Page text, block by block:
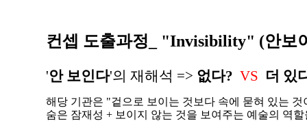
컨셉 도출과정_ "Invisibility" (안보
'안 보인다'의 재해석 => 없다? VS 더 있
해당 기관은 "겉으로 보이는 것보다 속에 묻혀 있는
숨은 잠재성 + 보이지 않는 것을 보여주는 예술의 역